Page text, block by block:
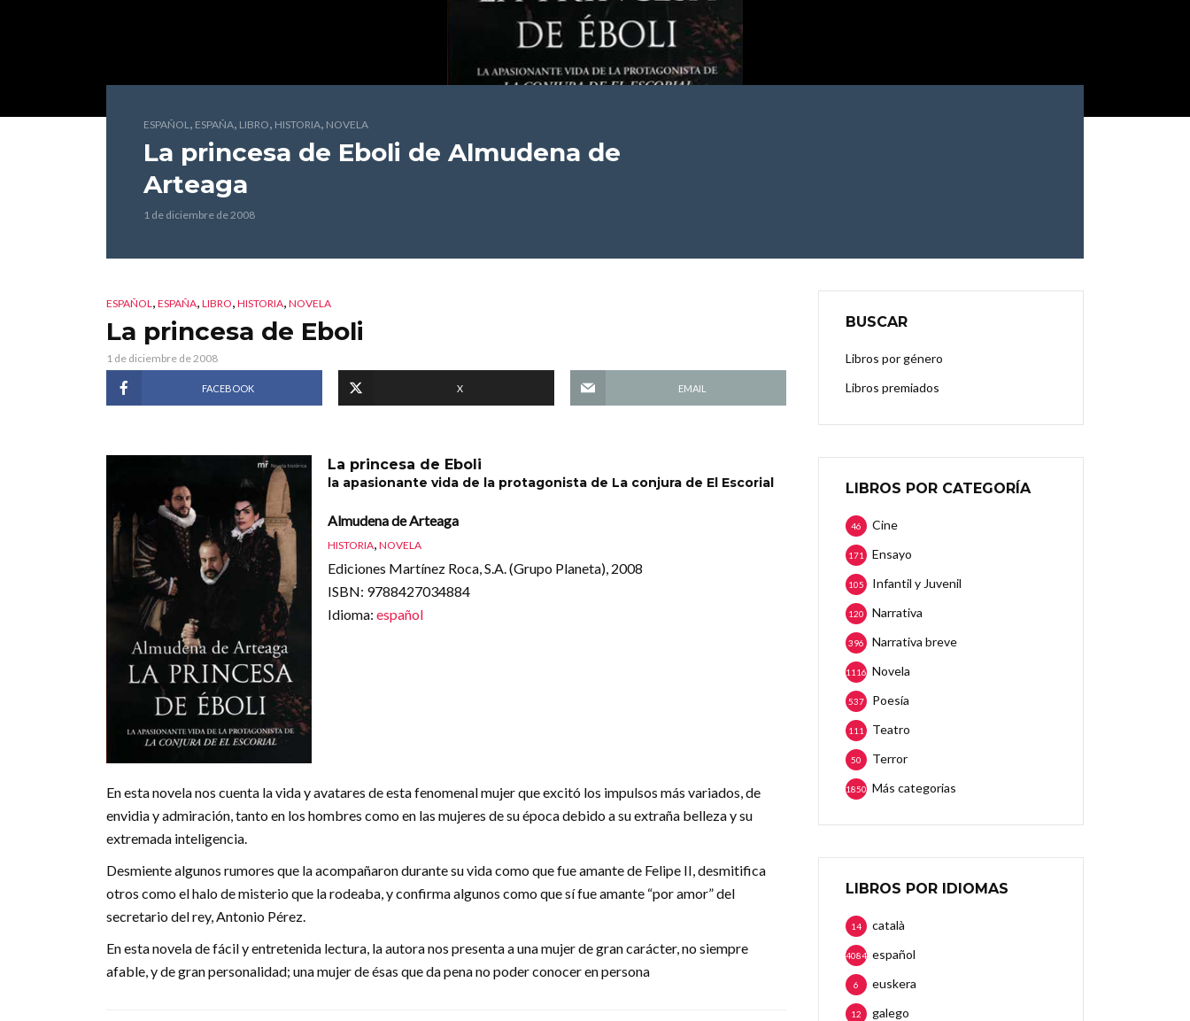
ESPAÑOL, ESPAÑA, LIBRO, HISTORIA, NOVELA
La princesa de Eboli de Almudena de
Arteaga
1 de diciembre de 2008
ESPAÑOL, ESPAÑA, LIBRO, HISTORIA, NOVELA
La princesa de Eboli
1 de diciembre de 2008
FACEBOOK X EMAIL
La princesa de Eboli
la apasionante vida de la protagonista de La conjura de El Escorial
Almudena de Arteaga
HISTORIA, NOVELA
Ediciones Martínez Roca, S.A. (Grupo Planeta), 2008
ISBN: 9788427034884
Idioma: español
En esta novela nos cuenta la vida y avatares de esta fenomenal mujer que excitó los impulsos más variados, de
envidia y admiración, tanto en los hombres como en las mujeres de su época debido a su extraña belleza y su
extremada inteligencia.
Desmiente algunos rumores que la acompañaron durante su vida como que fue amante de Felipe II, desmitifica
otros como el halo de misterio que la rodeaba, y confirma algunos como que sí fue amante “por amor” del
secretario del rey, Antonio Pérez.
En esta novela de fácil y entretenida lectura, la autora nos presenta a una mujer de gran carácter, no siempre
afable, y de gran personalidad; una mujer de ésas que da pena no poder conocer en persona
BUSCAR
Libros por género
Libros premiados
LIBROS POR CATEGORÍA
Cine
46
Ensayo
171
Infantil y Juvenil
105
Narrativa
120
Narrativa breve
396
Novela
1116
Poesía
537
Teatro
111
Terror
50
Más categorias
1850
LIBROS POR IDIOMAS
català
14
español
4084
euskera
6
galego
12